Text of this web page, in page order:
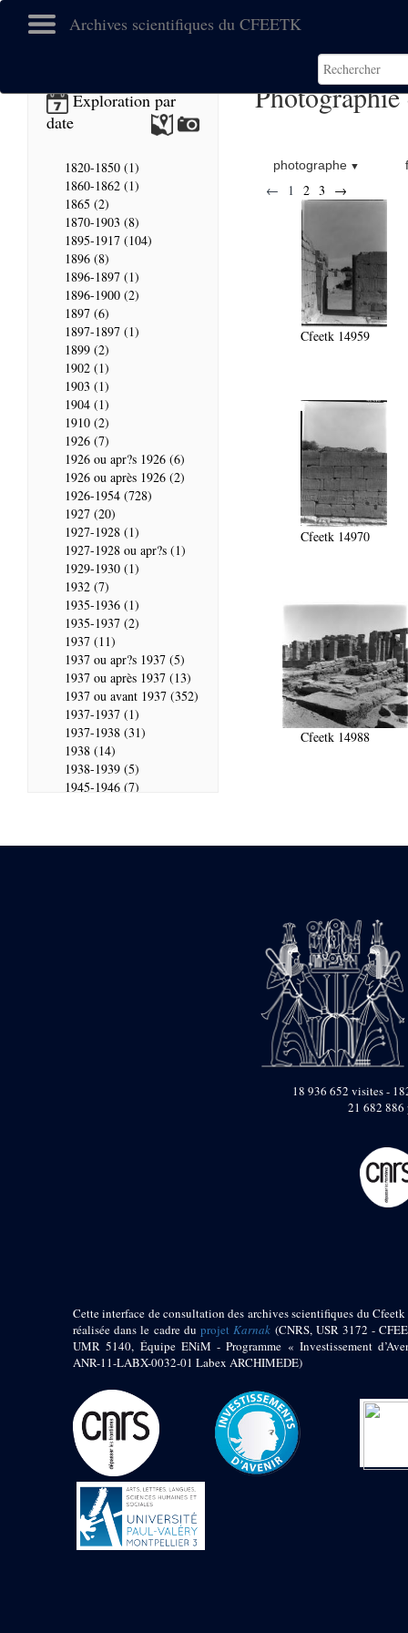
Archives scientifiques du CFEETK
Exploration par
date
1820-1850 (1)
1860-1862 (1)
1865 (2)
1870-1903 (8)
1895-1917 (104)
1896 (8)
1896-1897 (1)
1896-1900 (2)
1897 (6)
1897-1897 (1)
1899 (2)
1902 (1)
1903 (1)
1904 (1)
1910 (2)
1926 (7)
1926 ou apr?s 1926 (6)
1926 ou après 1926 (2)
1926-1954 (728)
1927 (20)
1927-1928 (1)
1927-1928 ou apr?s (1)
1929-1930 (1)
1932 (7)
1935-1936 (1)
1935-1937 (2)
1937 (11)
1937 ou apr?s 1937 (5)
1937 ou après 1937 (13)
1937 ou avant 1937 (352)
1937-1937 (1)
1937-1938 (31)
1938 (14)
1938-1939 (5)
1945-1946 (7)
1947-1950 (1)
1974-1975 (3)
1974-1979 (2)
1975 (46)
1976 (74)
1977 (32)
1978 (26)
1979 (13)
1980 (43)
1980-1986 (20)
1980-1991 (33)
1981 (187)
1982 (33)
1982-1986 (3)
1982-1988 (1)
photographe
← 1 2 3 →
Cfeetk 14959
Cfeetk 14970
Cfeetk 14988
18 936 652 visites -
21 682 886
Cette interface de consultation des archives scientifiques du Cfeetk
réalisée dans le cadre duprojetKarnak (CNRS, USR 3172 -
UMR 5140, Équipe ENiM - Programme « Investissement
ANR-11-LABX-0032-01 Labex ARCHIMEDE)